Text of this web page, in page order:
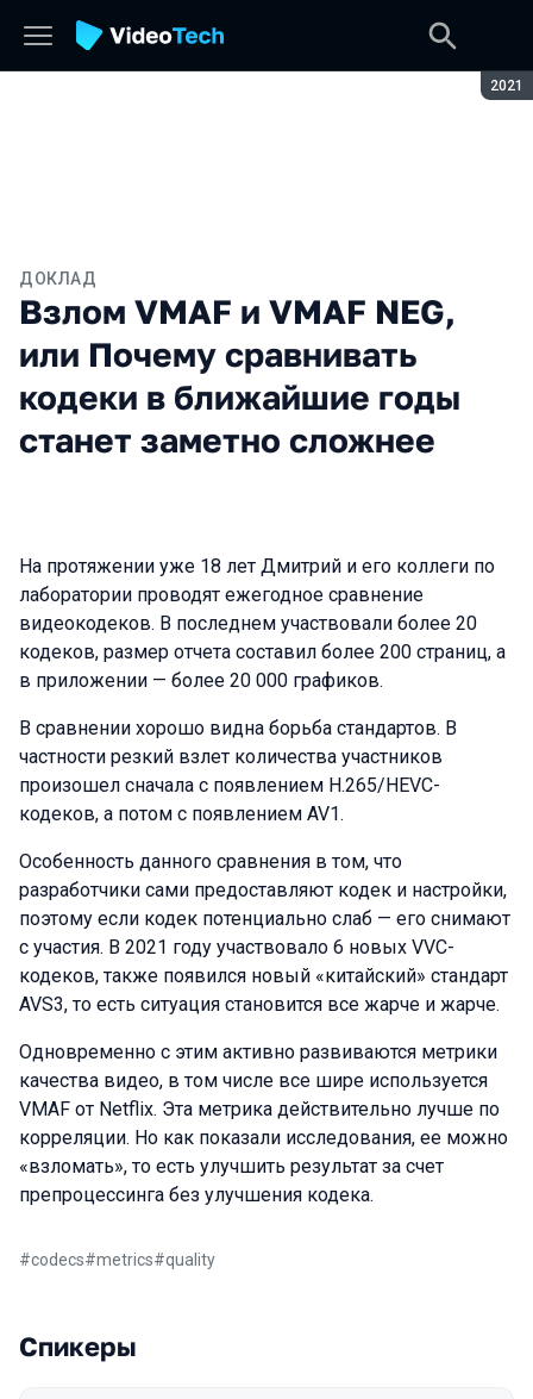
2021
ДОКЛАД
Взлом VMAF и VMAF NEG,
или Почему сравнивать
кодеки в ближайшие годы
станет заметно сложнее
На протяжении уже 18 лет Дмитрий и его коллеги по
лаборатории проводят ежегодное сравнение
видеокодеков. В последнем участвовали более 20
кодеков, размер отчета составил более 200 страниц, а
в приложении — более 20 000 графиков.
В сравнении хорошо видна борьба стандартов. В
частности резкий взлет количества участников
произошел сначала с появлением H.265/HEVC-
кодеков, а потом с появлением AV1.
Особенность данного сравнения в том, что
разработчики сами предоставляют кодек и настройки,
поэтому если кодек потенциально слаб — его снимают
с участия. В 2021 году участвовало 6 новых VVC-
кодеков, также появился новый «китайский» стандарт
AVS3, то есть ситуация становится все жарче и жарче.
Одновременно с этим активно развиваются метрики
качества видео, в том числе все шире используется
VMAF от Netflix. Эта метрика действительно лучше по
корреляции. Но как показали исследования, ее можно
«взломать», то есть улучшить результат за счет
препроцессинга без улучшения кодека.
#codecs#metrics#quality
Спикеры